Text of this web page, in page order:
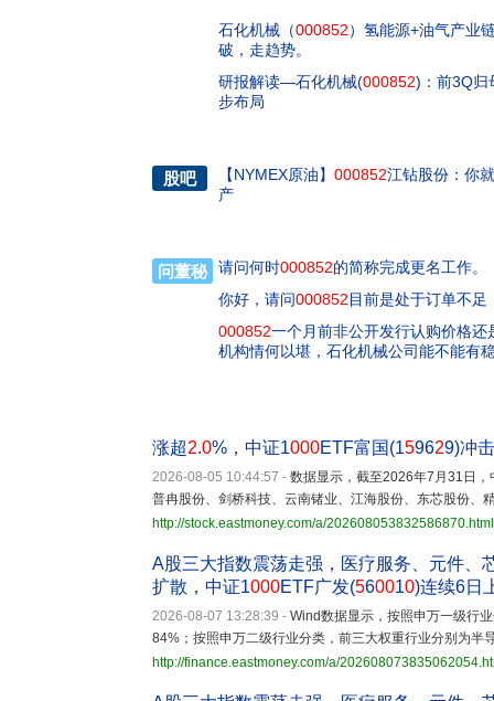
石化机械（000852）氢能源+油气产业
破，走趋势。
研报解读—石化机械(000852)：前3Q归
步布局
股吧 【NYMEX原油】 000852江钻股份：你
产
问董秘 请问何时000852的简称完成更名工作。
你好，请问000852目前是处于订单不足
000852一个月前非公开发行认购价格
机构情何以堪，石化机械公司能不能有
涨超2.0%，中证1000ETF富国(159629)冲
2026-08-05 10:44:57 - 数据显示，截至2026年7月31日
普冉股份、剑桥科技、云南锗业、江海股份、东芯股份、
http://stock.eastmoney.com/a/202608053832586870.html
A股三大指数震荡走强，医疗服务、元件、
扩散，中证1000ETF广发(560010)连续6日
2026-08-07 13:28:39 - Wind数据显示，按照申万一级行
84%；按照申万二级行业分类，前三大权重行业分别为
http://finance.eastmoney.com/a/